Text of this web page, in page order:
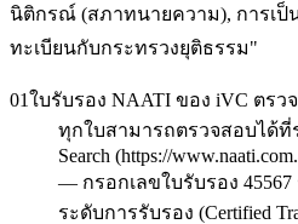
นิติกรณ์ (สภาทนายความ), การเป็
ทะเบียนกับกระทรวงยุติธรรม"
01ใบรับรอง NAATI ของ iVC ตรว
ทุกใบสามารถตรวจสอบได้ที่
Search (https://
— กรอกเลขใบรับรอง
ระดับการรับรอง (Certified